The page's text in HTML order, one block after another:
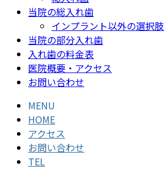
当院の総入れ歯
インプラント以外の選択肢
当院の部分入れ歯
入れ歯の料金表
医院概要・アクセス
お問い合わせ
MENU
HOME
アクセス
お問い合わせ
TEL